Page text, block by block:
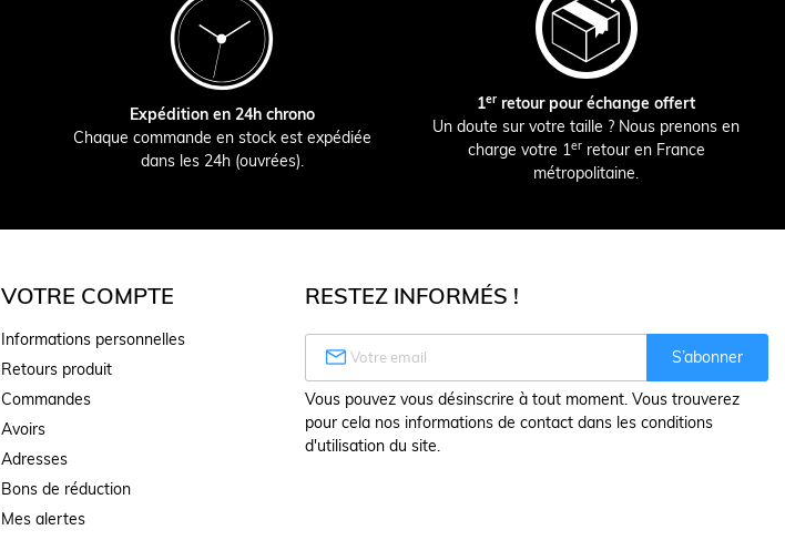
Expédition en 24h chrono
Chaque commande en stock est expédiée
dans les 24h (ouvrées).
1er retour pour échange offert
Un doute sur votre taille ? Nous prenons en
charge votre 1erretour en France
métropolitaine.
VOTRE COMPTE
Informations personnelles
Retours produit
Commandes
Avoirs
Adresses
Bons de réduction
Mes alertes
RESTEZ INFORMÉS !
 S’abonner
Vous pouvez vous désinscrire à tout moment. Vous trouverez
pour cela nos informations de contact dans les conditions
d'utilisation du site.